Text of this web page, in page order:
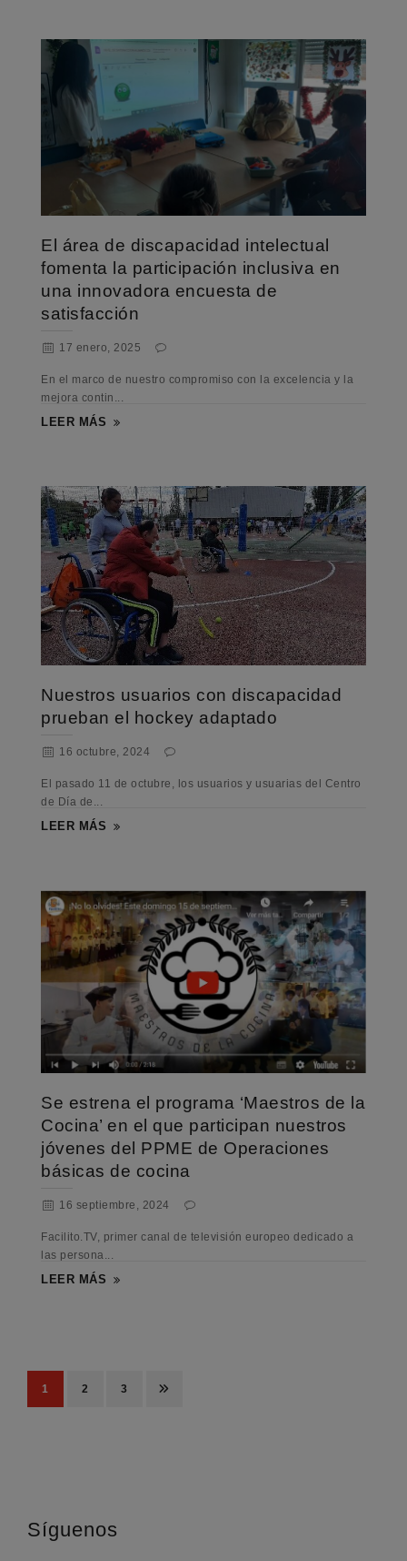
El área de discapacidad intelectual
fomenta la participación inclusiva en
una innovadora encuesta de
satisfacción
17 enero, 2025
En el marco de nuestro compromiso con la excelencia y la
mejora contin...
LEER MÁS
Nuestros usuarios con discapacidad
prueban el hockey adaptado
16 octubre, 2024
El pasado 11 de octubre, los usuarios y usuarias del Centro
de Día de...
LEER MÁS
Se estrena el programa ‘Maestros de la
Cocina’ en el que participan nuestros
jóvenes del PPME de Operaciones
básicas de cocina
16 septiembre, 2024
Facilito.TV, primer canal de televisión europeo dedicado a
las persona...
LEER MÁS
1 2 3
Síguenos